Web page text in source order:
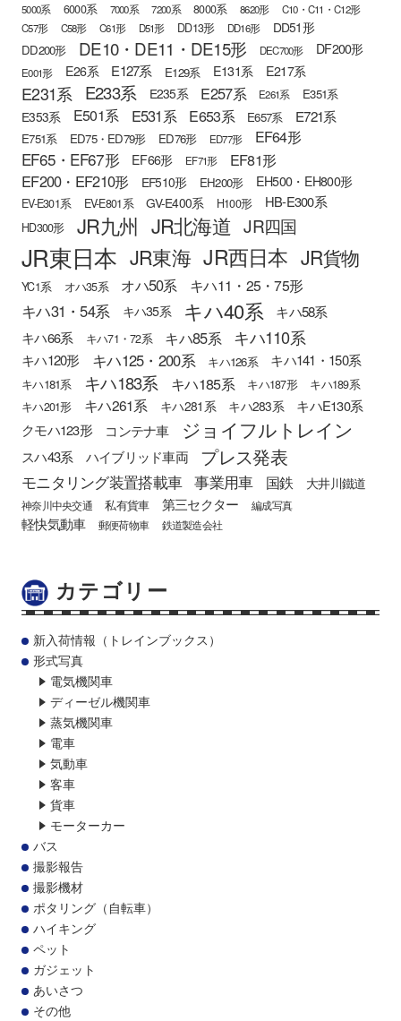
5000系 6000系 7000系 7200系 8000系 8620形
C10・C11・C12形
C57形
C58形 C61形 D51形 DD13形 DD16形 DD51形
DD200形 DE10・DE11・DE15形 DEC700形 DF200形
E001形 E26系 E127系 E129系 E131系 E217系
E231系 E233系 E235系 E257系 E261系 E351系
E353系 E501系 E531系 E653系 E657系 E721系
E751系 ED75・ED79形 ED76形 ED77形 EF64形
EF65・EF67形 EF66形 EF71形
EF81形
EF200・EF210形
EF510形 EH200形 EH500・EH800形
EV-E301系 EV-E801系 GV-E400系 H100形 HB-E300系
HD300形 JR九州 JR北海道 JR四国
JR東日本 JR東海 JR西日本 JR貨物
YC1系 オハ35系 オハ50系 キハ11・25・75形
キハ31・54系 キハ35系 キハ40系 キハ58系
キハ66系 キハ71・72系 キハ85系 キハ110系
キハ120形 キハ125・200系 キハ126系 キハ141・150系
キハ181系 キハ183系 キハ185系 キハ187形
キハ189系
キハ201形
キハ261系 キハ281系 キハ283系
キハE130系
クモハ123形
コンテナ車 ジョイフルトレイン
スハ43系 ハイブリッド車両 プレス発表
モニタリング装置搭載車 事業用車 国鉄 大井川鐵道
神奈川中央交通 私有貨車 第三セクター 編成写真
軽快気動車 郵便荷物車 鉄道製造会社
カテゴリー
新入荷情報（トレインブックス）
形式写真
電気機関車
ディーゼル機関車
蒸気機関車
電車
気動車
客車
貨車
モーターカー
バス
撮影報告
撮影機材
ポタリング（自転車）
ハイキング
ペット
ガジェット
あいさつ
その他